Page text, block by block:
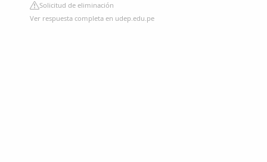
Solicitud de eliminación
Ver respuesta completa en udep.edu.pe